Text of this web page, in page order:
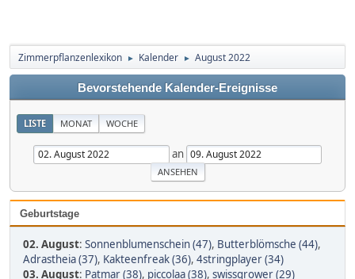
Zimmerpflanzenlexikon ► Kalender ► August 2022
Bevorstehende Kalender-Ereignisse
LISTE MONAT WOCHE
an
Geburtstage
02. August: Sonnenblumenschein (47), Butterblömsche (44),
Adrastheia (37), Kakteenfreak (36), 4stringplayer (34)
03. August: Patmar (38), piccolaa (38), swissgrower (29)